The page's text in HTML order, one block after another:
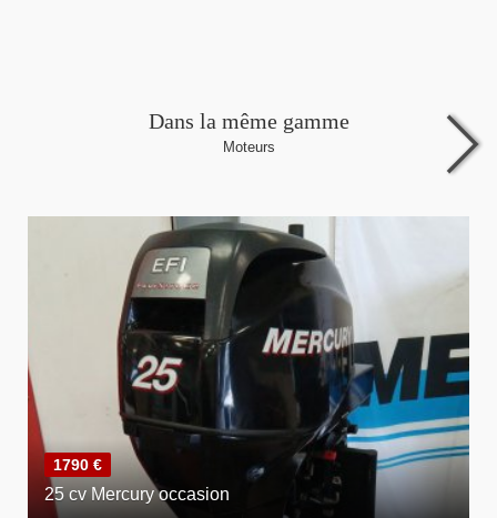
Dans la même gamme
Moteurs
1790 €
25 cv Mercury occasion